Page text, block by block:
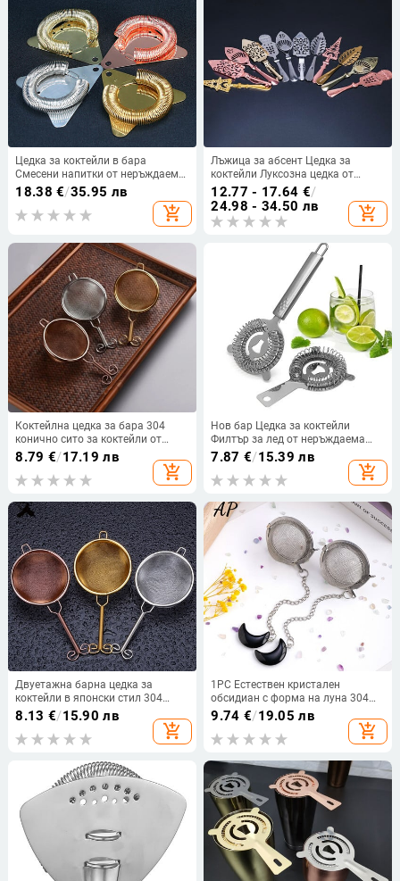
Цедка за коктейли в бара
Смесени напитки от неръждаема
стомана Бармански прибори
18.38 €/35.95 лв
add_shopping_cart
Лъжица за абсент Цедка за
коктейли Луксозна цедка от
неръждаема стомана
Инструменти за бар
12.77 - 17.64 €/
24.98 - 34.50 лв
add_shopping_cart
Коктейлна цедка за бара 304
конично сито за коктейли от
неръждаема стомана Страхотно
за премахване на парчета от сок
8.79 €/17.19 лв
add_shopping_cart
Нов бар Цедка за коктейли
Филтър за лед от неръждаема
стомана Пружинна цедка Делукс
цедка Гевгир за смесени напитки
Филтър Аксесоари за бар
7.87 €/15.39 лв
add_shopping_cart
Двуетажна барна цедка за
коктейли в японски стил 304
Конусовидно сито за коктейли от
неръждаема стомана, чудесно за
премахване на парчета от сок
8.13 €/15.90 лв
add_shopping_cart
1PC Естествен кристален
обсидиан с форма на луна 304
машина за чай от неръждаема
стомана Филтър за чай Лечебен
камък Crystal Craft Reiki Gemstone
9.74 €/19.05 лв
add_shopping_cart